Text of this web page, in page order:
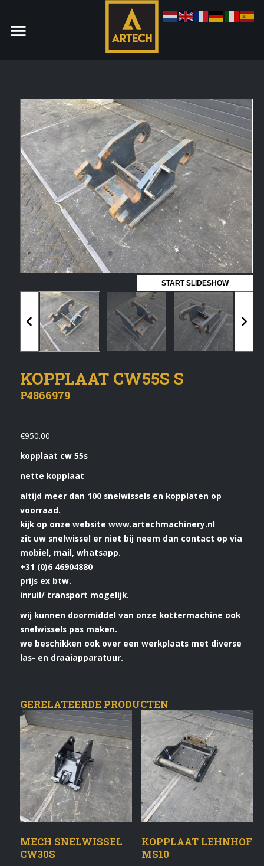
Monteur
Allround CNC Verspaner
Spare parts manager
januari 2023
Vacatures
Login
Vermeldingen feed
WordPress.org
Verkoop
START SLIDESHOW
KOPPLAAT CW55S S
P4866979
€950.00
kopplaat cw 55s
nette kopplaat
altijd meer dan 100 snelwissels en kopplaten op
voorraad.
kijk op onze website www.artechmachinery.nl
zit uw snelwissel er niet bij neem dan contact op via
mobiel, mail, whatsapp.
+31 (0)6 46904880
prijs ex btw.
inruil/ transport mogelijk.
wij kunnen doormiddel van onze kottermachine ook
snelwissels pas maken.
we beschikken ook over een werkplaats met diverse
las- en draaiapparatuur.
GERELATEERDE PRODUCTEN
MECH SNELWISSEL
CW30S
KOPPLAAT LEHNHOF
MS10